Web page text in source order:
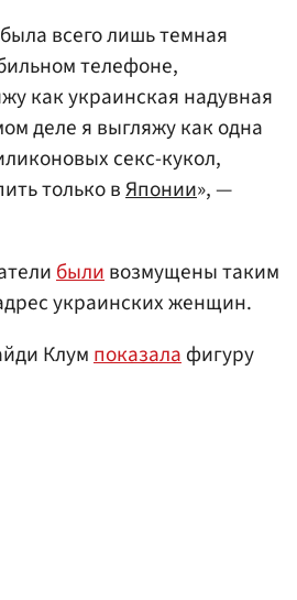
всего лишь темная
телефоне,
как украинская надувная
деле я выгляжу как одна
секс-кукол,
только вЯпонии», —
быливозмущены таким
украинских женщин.
Клумпоказалафигуру